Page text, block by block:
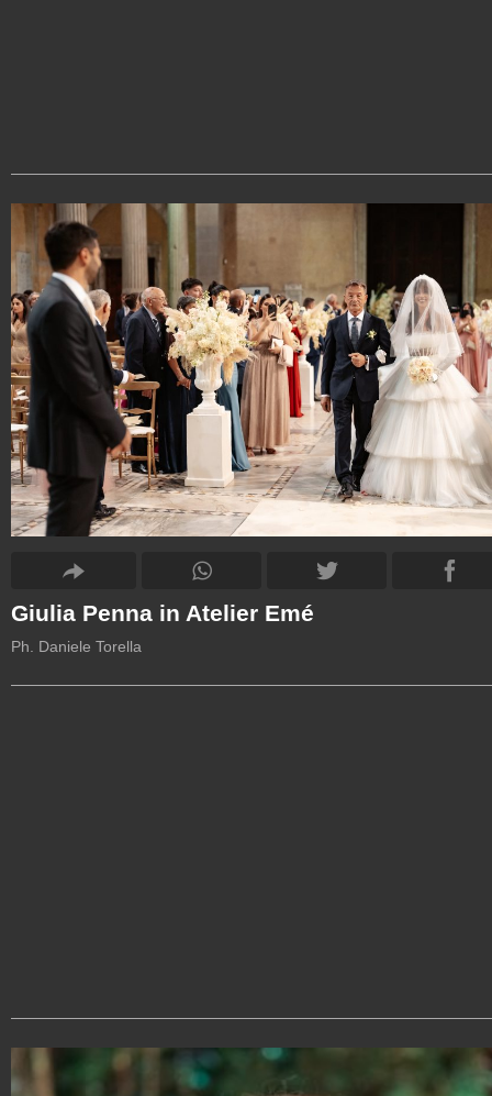
Giulia Penna in Atelier Emé
Ph. Daniele Torella